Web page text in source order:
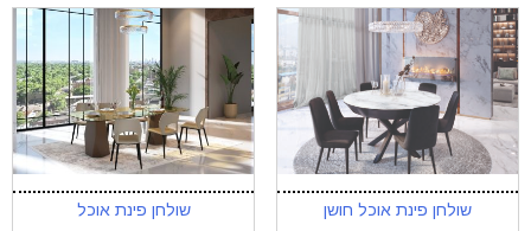
שולחן פינת אוכל חושן שולחן פינת אוכל